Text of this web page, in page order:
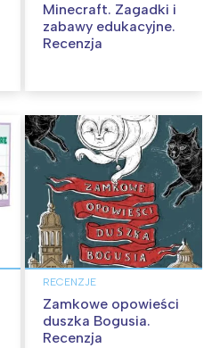
Minecraft. Zagadki i
zabawy edukacyjne.
Recenzja
RECENZJE
Zamkowe opowieści
duszka Bogusia.
Recenzja